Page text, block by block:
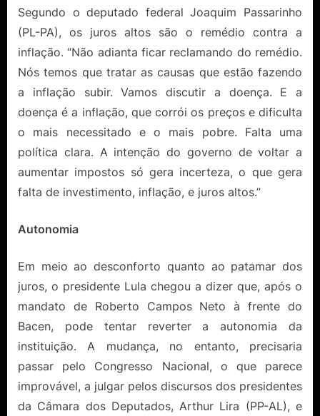
Segundo o deputado federal Joaquim Passarinho
(PL-PA), os juros altos são o remédio contra a
inflação. “Não adianta ficar reclamando do remédio.
Nós temos que tratar as causas que estão fazendo
a inflação subir. Vamos discutir a doença. E a
doença é a inflação, que corrói os preços e dificulta
o mais necessitado e o mais pobre. Falta uma
política clara. A intenção do governo de voltar a
aumentar impostos só gera incerteza, o que gera
falta de investimento, inflação, e juros altos.”
Autonomia
Em meio ao desconforto quanto ao patamar dos
juros, o presidente Lula chegou a dizer que, após o
mandato de Roberto Campos Neto à frente do
Bacen, pode tentar reverter a autonomia da
instituição. A mudança, no entanto, precisaria
passar pelo Congresso Nacional, o que parece
improvável, a julgar pelos discursos dos presidentes
da Câmara dos Deputados, Arthur Lira (PP-AL), e